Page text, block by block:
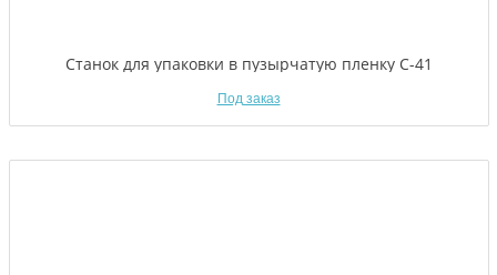
Станок для упаковки в пузырчатую пленку C-41
Под заказ